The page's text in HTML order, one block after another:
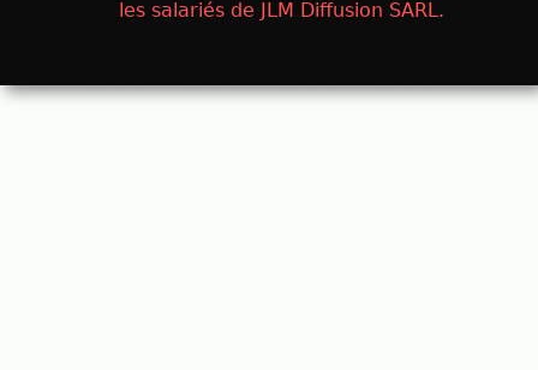
les salariés de JLM Diffusion SARL.